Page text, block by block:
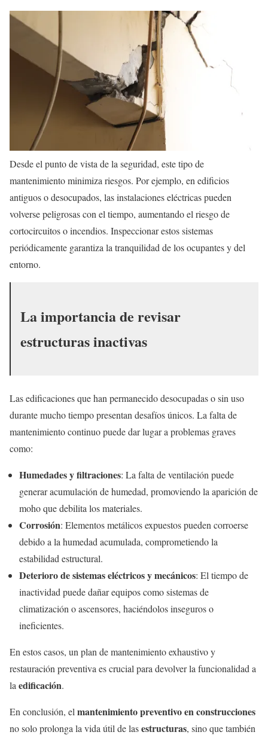
Desde el punto de vista de la seguridad, este tipo de
mantenimiento minimiza riesgos. Por ejemplo, en edificios
antiguos o desocupados, las instalaciones eléctricas pueden
volverse peligrosas con el tiempo, aumentando el riesgo de
cortocircuitos o incendios. Inspeccionar estos sistemas
periódicamente garantiza la tranquilidad de los ocupantes y del
entorno.
La importancia de revisar
estructuras inactivas
Las edificaciones que han permanecido desocupadas o sin uso
durante mucho tiempo presentan desafíos únicos. La falta de
mantenimiento continuo puede dar lugar a problemas graves
como:
Humedades y filtraciones: La falta de ventilación puede
generar acumulación de humedad, promoviendo la aparición de
moho que debilita los materiales.
Corrosión: Elementos metálicos expuestos pueden corroerse
debido a la humedad acumulada, comprometiendo la
estabilidad estructural.
Deterioro de sistemas eléctricos y mecánicos: El tiempo de
inactividad puede dañar equipos como sistemas de
climatización o ascensores, haciéndolos inseguros o
ineficientes.
En estos casos, un plan de mantenimiento exhaustivo y
restauración preventiva es crucial para devolver la funcionalidad a
laedificación.
En conclusión, elmantenimiento preventivo en construcciones
no solo prolonga la vida útil de lasestructuras, sino que también